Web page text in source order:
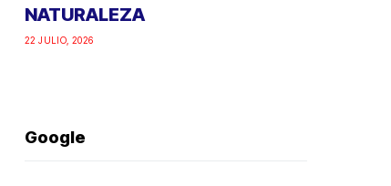
NATURALEZA
22 JULIO, 2026
Google